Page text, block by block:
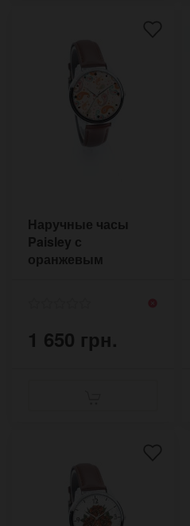
Наручные часы
Paisley с
оранжевым
1 650 грн.